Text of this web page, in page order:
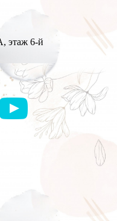
этаж 6-й